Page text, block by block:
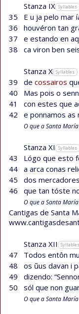
Stanza IX Syllables
35 E u ja pelo mar
36
houvéron tan
37
e estando en
38
ca viron ben
Stanza X Syllables
39 de cossairos
40 Mas pois o
41
con estes que
42
e ponnamos as
O que a Santa María
Stanza XI Syllables
43 Lógo que esto
44 a arca conas
45
dos
46
que tan tóste
O que a Santa María
Cantigas de Santa
Stanza XII Syllables
47 Todos entôn
48
os ũus davan i
49
dizendo:
50
sól que non
O que a Santa María